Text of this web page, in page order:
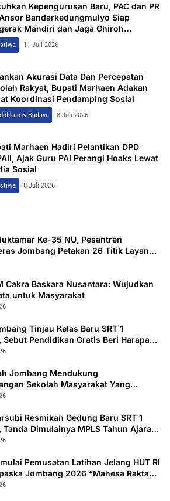
Kepengurusan Baru, PAC dan PR
Bandarkedungmulyo Siap
Mandiri dan Jaga Ghiroh
11 Juli 2026
Akurasi Data Dan Percepatan
Rakyat, Bupati Marhaen Adakan
Koordinasi Pendamping Sosial
& Budaya 8 Juli 2026
Marhaen Hadiri Pelantikan DPD
Ajak Guru PAI Perangi Hoaks Lewat
Sosial
8 Juli 2026
Ke-35 NU, Pesantren
Jombang Petakan 26 Titik Layanan
Cakra Baskara Nusantara: Wujudkan
untuk Masyarakat
Tinjau Kelas Baru SRT 1
Sebut Pendidikan Gratis Beri Harapan
Jombang Mendukung
Sekolah Masyarakat Yang
Hingga Hibahkan 6,3 Hektar
Resmikan Gedung Baru SRT 1
Dimulainya MPLS Tahun Ajaran
Pemusatan Latihan Jelang HUT RI
Jombang 2026 “Mahesa Rakta